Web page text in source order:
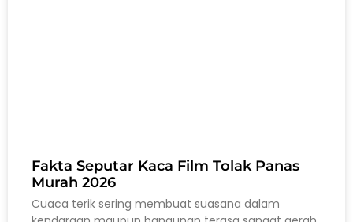
Fakta Seputar Kaca Film Tolak Panas
Murah 2026
Cuaca terik sering membuat suasana dalam